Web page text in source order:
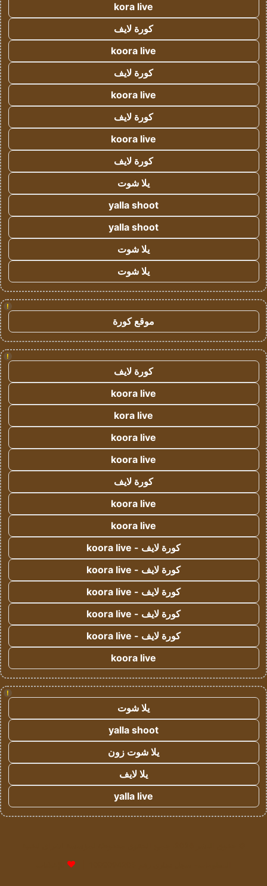
kora live
كورة لايف
koora live
كورة لايف
koora live
كورة لايف
koora live
كورة لايف
يلا شوت
yalla shoot
yalla shoot
يلا شوت
يلا شوت
!
موقع كورة
!
كورة لايف
koora live
kora live
koora live
koora live
كورة لايف
koora live
koora live
كورة لايف - koora live
كورة لايف - koora live
كورة لايف - koora live
كورة لايف - koora live
كورة لايف - koora live
koora live
!
يلا شوت
yalla shoot
يلا شوت زون
يلا لايف
yalla live